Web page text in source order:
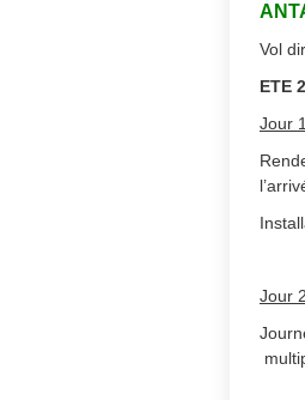
Vol
ETE
Jour
Jour